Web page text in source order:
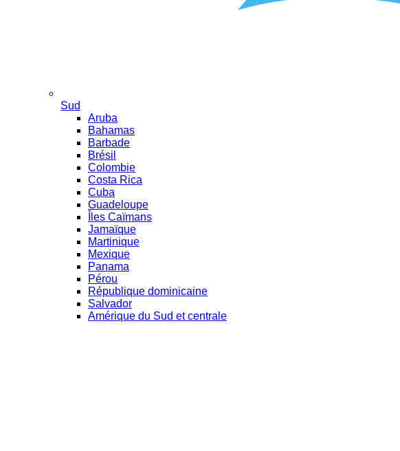
Sud
Aruba
Bahamas
Barbade
Brésil
Colombie
Costa Rica
Cuba
Guadeloupe
Îles Caïmans
Jamaïque
Martinique
Mexique
Panama
Pérou
République dominicaine
Salvador
Amérique du Sud et centrale